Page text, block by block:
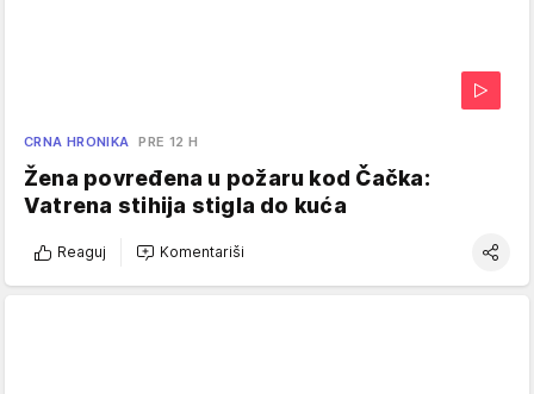
CRNA HRONIKA PRE 12 H
Žena povređena u požaru kod Čačka:
Vatrena stihija stigla do kuća
Reaguj Komentariši